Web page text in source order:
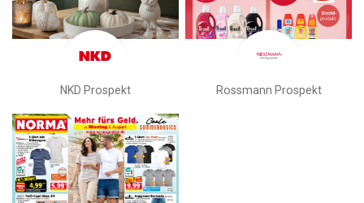
NKD Prospekt Rossmann Prospekt